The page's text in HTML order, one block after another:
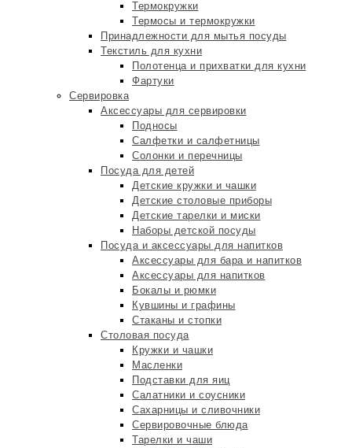
Термокружки
Термосы и термокружки
Принадлежности для мытья посуды
Текстиль для кухни
Полотенца и прихватки для кухни
Фартуки
Сервировка
Аксессуары для сервировки
Подносы
Салфетки и салфетницы
Солонки и перечницы
Посуда для детей
Детские кружки и чашки
Детские столовые приборы
Детские тарелки и миски
Наборы детской посуды
Посуда и аксессуары для напитков
Аксессуары для бара и напитков
Аксессуары для напитков
Бокалы и рюмки
Кувшины и графины
Стаканы и стопки
Столовая посуда
Кружки и чашки
Масленки
Подставки для яиц
Салатники и соусники
Сахарницы и сливочники
Сервировочные блюда
Тарелки и чаши